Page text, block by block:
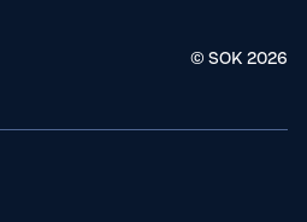
© SOK 2026